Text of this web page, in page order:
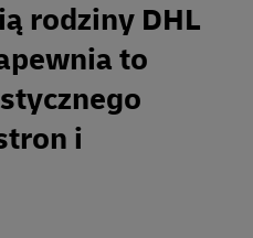
rodziny DHL
to
i